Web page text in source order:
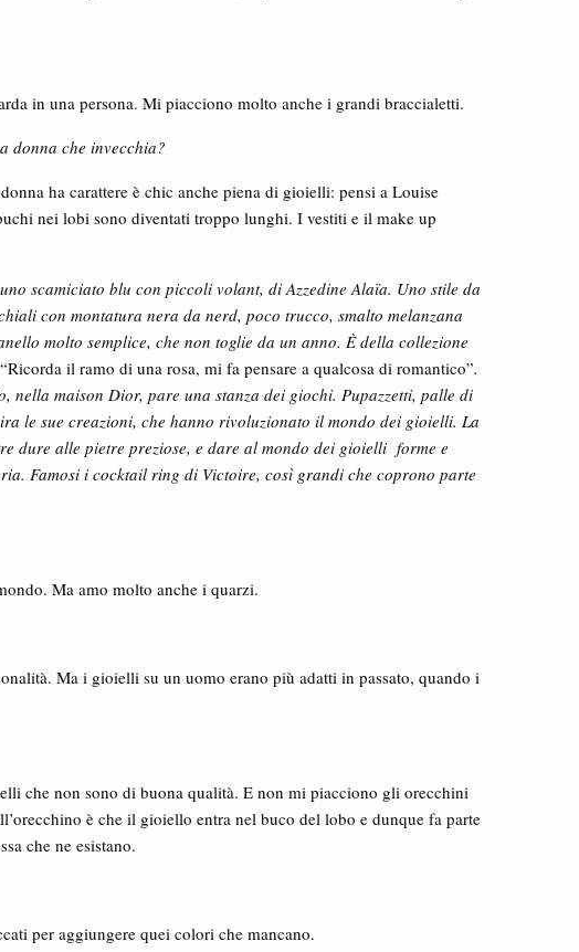
in una persona. Mi piacciono molto anche i grandi braccialetti.
donna che invecchia?
ha carattere è chic anche piena di gioielli: pensi a Louise
nei lobi sono diventati troppo lunghi. I vestiti e il make up
scamiciato blu con piccoli volant, di Azzedine Alaïa. Uno stile da
con montatura nera da nerd, poco trucco, smalto melanzana
molto semplice, che non toglie da un anno. È della collezione
“Ricorda il ramo di una rosa, mi fa pensare a qualcosa di romantico”.
nella maison Dior, pare una stanza dei giochi. Pupazzetti, palle di
le sue creazioni, che hanno rivoluzionato il mondo dei gioielli. La
dure alle pietre preziose, e dare al mondo dei gioielli forme e
Famosi i cocktail ring di Victoire, così grandi che coprono parte
Ma amo molto anche i quarzi.
Ma i gioielli su un uomo erano più adatti in passato, quando i
che non sono di buona qualità. E non mi piacciono gli orecchini
è che il gioiello entra nel buco del lobo e dunque fa parte
che ne esistano.
per aggiungere quei colori che mancano.